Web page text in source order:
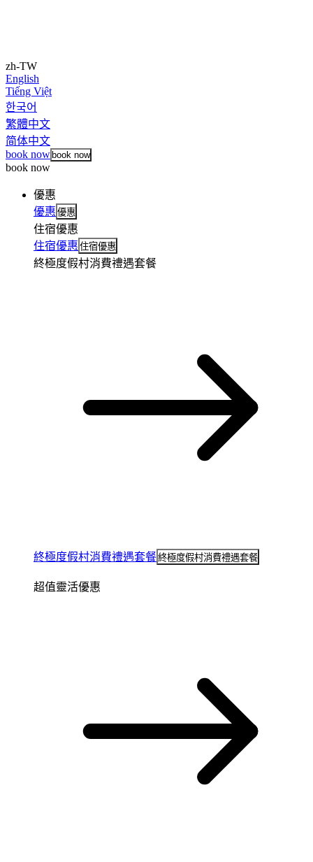
zh-TW
English
Tiếng Việt
한국어
繁體中文
简体中文
book nowbook now
book now
優惠
優惠 優惠
住宿優惠
住宿優惠 住宿優惠
終極度假村消費禮遇套餐
終極度假村消費禮遇套餐終極度假村消費禮遇套餐
超值靈活優惠